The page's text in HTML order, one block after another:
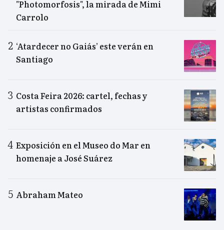
"Photomorfosis", la mirada de Mimi
Carrolo
‘Atardecer no Gaiás’ este verán en
Santiago
Costa Feira 2026: cartel, fechas y
artistas confirmados
Exposición en el Museo do Mar en
homenaje a José Suárez
Abraham Mateo